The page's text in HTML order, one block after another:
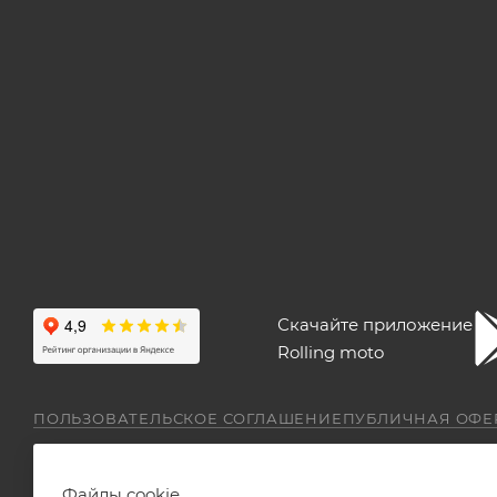
Скачайте приложение
Rolling moto
ПОЛЬЗОВАТЕЛЬСКОЕ СОГЛАШЕНИЕПУБЛИЧНАЯ